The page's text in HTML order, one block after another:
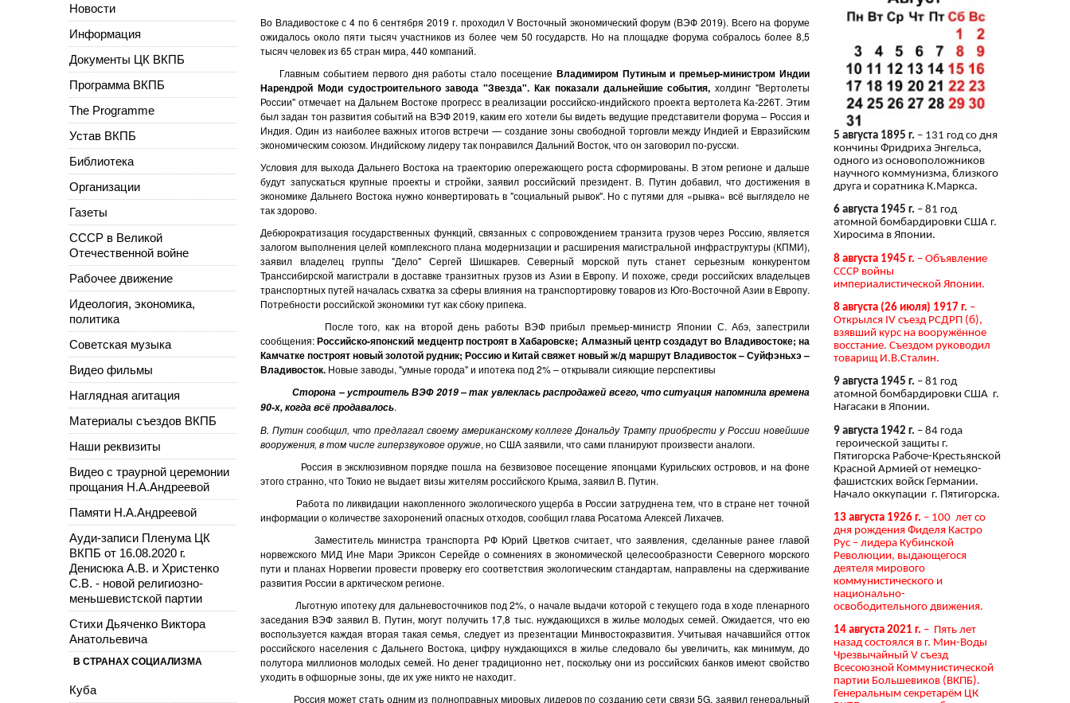
Во Владивостоке с 4 по 6 сентября 2019 г. проходил V Восточный экономический форум (ВЭФ 2019). Всего на форуме
ожидалось около пяти тысяч участников из более чем 50 государств. Но на площадке форума собралось более 8,5
тысяч человек из 65 стран мира, 440 компаний.
Главным событием первого дня работы стало посещение Владимиром Путиным и премьер-министром Индии
Нарендрой Моди судостроительного завода "Звезда". Как показали дальнейшие события,холдинг "Вертолеты
России" отмечает на Дальнем Востоке прогресс в реализации российско-индийского проекта вертолета Ка-226Т. Этим
был задан тон развития событий на ВЭФ 2019, каким его хотели бы видеть ведущие представители форума – Россия и
Индия. Один из наиболее важных итогов встречи — создание зоны свободной торговли между Индией и Евразийским
экономическим союзом. Индийскому лидеру так понравился Дальний Восток, что он заговорил по-русски.
Условия для выхода Дальнего Востока на траекторию опережающего роста сформированы. В этом регионе и дальше
будут запускаться крупные проекты и стройки, заявил российский президент. В. Путин добавил, что достижения в
экономике Дальнего Востока нужно конвертировать в "социальный рывок". Но с путями для «рывка» всё выглядело не
так здорово.
Дебюрократизация государственных функций, связанных с сопровождением транзита грузов через Россию, является
залогом выполнения целей комплексного плана модернизации и расширения магистральной инфраструктуры (КПМИ),
заявил владелец группы "Дело" Сергей Шишкарев. Северный морской путь станет серьезным конкурентом
Транссибирской магистрали в доставке транзитных грузов из Азии в Европу. И похоже, среди российских владельцев
транспортных путей началась схватка за сферы влияния на транспортировку товаров из Юго-Восточной Азии в Европу.
Потребности российской экономики тут как сбоку припека.
После того, как на второй день работы ВЭФ прибыл премьер-министр Японии С. Абэ, запестрили
сообщения:Российско-японский медцентр построят в Хабаровске; Алмазный центр создадут во Владивостоке; на
Камчатке построят новый золотой рудник; Россию и Китай свяжет новый ж/д маршрут Владивосток – Суйфэньхэ –
Владивосток. Новые заводы, "умные города" и ипотека под 2% – открывали сияющие перспективы
Сторона – устроитель ВЭФ 2019 – так увлеклась распродажей всего, что ситуация напомнила времена
90-х, когда всё продавалось.
В. Путин сообщил, что предлагал своему американскому коллеге Дональду Трампу приобрести у России новейшие
вооружения, в том числе гиперзвуковое оружие, но США заявили, что сами планируют произвести аналоги.
Россия в эксклюзивном порядке пошла на безвизовое посещение японцами Курильских островов, и на фоне
этого странно, что Токио не выдает визы жителям российского Крыма, заявил В. Путин.
Работа по ликвидации накопленного экологического ущерба в России затруднена тем, что в стране нет точной
информации о количестве захоронений опасных отходов, сообщил глава Росатома Алексей Лихачев.
Заместитель министра транспорта РФ Юрий Цветков считает, что заявления, сделанные ранее главой
норвежского МИД Ине Мари Эриксон Серейде о сомнениях в экономической целесообразности Северного морского
пути и планах Норвегии провести проверку его соответствия экологическим стандартам, направлены на сдерживание
развития России в арктическом регионе.
Льготную ипотеку для дальневосточников под 2%, о начале выдачи которой с текущего года в ходе пленарного
заседания ВЭФ заявил В. Путин, могут получить 17,8 тыс. нуждающихся в жилье молодых семей. Ожидается, что ею
воспользуется каждая вторая такая семья, следует из презентации Минвостокразвития. Учитывая начавшийся отток
российского населения с Дальнего Востока, цифру нуждающихся в жилье следовало бы увеличить, как минимум, до
полутора миллионов молодых семей. Но денег традиционно нет, поскольку они из российских банков имеют свойство
уходить в офшорные зоны, где их уже никто не находит.
Россия может стать одним из полноправных мировых лидеров по созданию сети связи 5G, заявил генеральный
Новости
Информация
Документы ЦК ВКПБ
Программа ВКПБ
The Programme
Устав ВКПБ
Библиотека
Организации
Газеты
СССР в Великой
Отечественной войне
Рабочее движение
Идеология, экономика,
политика
Советская музыка
Видео фильмы
Наглядная агитация
Материалы съездов ВКПБ
Наши реквизиты
Видео с траурной церемонии
прощания Н.А.Андреевой
Памяти Н.А.Андреевой
Ауди-записи Пленума ЦК
ВКПБ от 16.08.2020 г.
Денисюка А.В. и Христенко
С.В. - новой религиозно-
меньшевистской партии
Стихи Дьяченко Виктора
Анатольевича
В СТРАНАХ СОЦИАЛИЗМА
Куба
5 августа 1895 г. – 131 год со дня
кончины Фридриха Энгельса,
одного из основоположников
научного коммунизма, близкого
друга и соратника К.Маркса.
6 августа 1945 г. – 81 год
атомной бомбардировки США г.
Хиросима в Японии.
8 августа 1945 г. – Объявление
СССР войны
империалистической Японии.
8 августа (26 июля) 1917 г. –
Открылся IV съезд РСДРП (б),
взявший курс на вооружённое
восстание. Съездом руководил
товарищ И.В.Сталин.
9 августа 1945 г. – 81 год
атомной бомбардировки США г.
Нагасаки в Японии.
9 августа 1942 г. – 84 года
героической защиты г.
Пятигорска Рабоче-Крестьянской
Красной Армией от немецко-
фашистских войск Германии.
Начало оккупации г. Пятигорска.
13 августа 1926 г. – 100 лет со
дня рождения Фиделя Кастро
Рус – лидера Кубинской
Революции, выдающегося
деятеля мирового
коммунистического и
национально-
освободительного движения.
14 августа 2021 г. – Пять лет
назад состоялся в г. Мин-Воды
Чрезвычайный V съезд
Всесоюзной Коммунистической
партии Большевиков (ВКПБ).
Генеральным секретарём ЦК